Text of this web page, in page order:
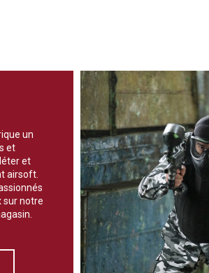
un
et
et
airsoft.
sur notre